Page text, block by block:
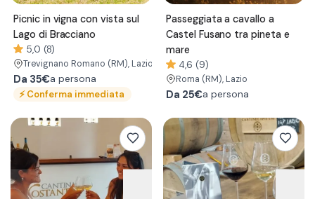
Picnic in vigna con vista sul
Lago di Bracciano
5,0 (8)
Trevignano Romano (RM), Lazio
Da 35€a persona
⚡Conferma immediata
Passeggiata a cavallo a
Castel Fusano tra pineta e
mare
4,6 (9)
Roma (RM), Lazio
Da 25€a persona